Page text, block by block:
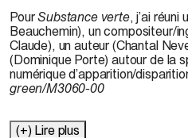
PourSubstance verte, j’ai
Beauchemin), un compositeur/
Claude), un auteur (Chantal
(Dominique Porte) autour de la
numérique d’apparition/
green/M3060-00
(+) Lire plus